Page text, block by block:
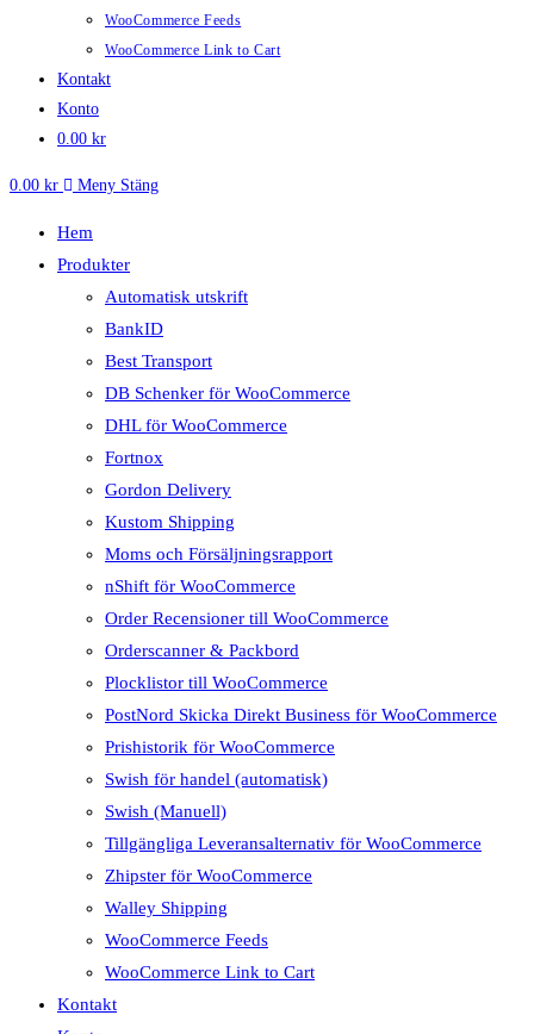
WooCommerce Feeds
WooCommerce Link to Cart
Kontakt
Konto
0.00 kr
0.00 kr Meny Stäng
Hem
Produkter
Automatisk utskrift
BankID
Best Transport
DB Schenker för WooCommerce
DHL för WooCommerce
Fortnox
Gordon Delivery
Kustom Shipping
Moms och Försäljningsrapport
nShift för WooCommerce
Order Recensioner till WooCommerce
Orderscanner & Packbord
Plocklistor till WooCommerce
PostNord Skicka Direkt Business för WooCommerce
Prishistorik för WooCommerce
Swish för handel (automatisk)
Swish (Manuell)
Tillgängliga Leveransalternativ för WooCommerce
Zhipster för WooCommerce
Walley Shipping
WooCommerce Feeds
WooCommerce Link to Cart
Kontakt